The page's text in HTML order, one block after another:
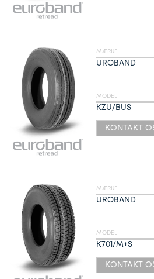
MÆRKE
UROBAND
MODEL
KZU/BUS
KONTAKT
MÆRKE
UROBAND
MODEL
K701/M+S
KONTAKT